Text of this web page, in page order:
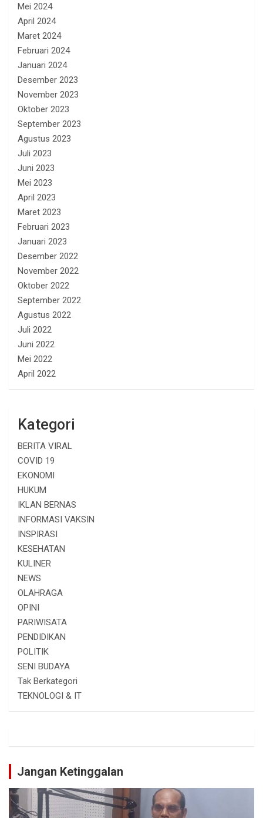
Mei 2024
April 2024
Maret 2024
Februari 2024
Januari 2024
Desember 2023
November 2023
Oktober 2023
September 2023
Agustus 2023
Juli 2023
Juni 2023
Mei 2023
April 2023
Maret 2023
Februari 2023
Januari 2023
Desember 2022
November 2022
Oktober 2022
September 2022
Agustus 2022
Juli 2022
Juni 2022
Mei 2022
April 2022
Kategori
BERITA VIRAL
COVID 19
EKONOMI
HUKUM
IKLAN BERNAS
INFORMASI VAKSIN
INSPIRASI
KESEHATAN
KULINER
NEWS
OLAHRAGA
OPINI
PARIWISATA
PENDIDIKAN
POLITIK
SENI BUDAYA
Tak Berkategori
TEKNOLOGI & IT
Jangan Ketinggalan